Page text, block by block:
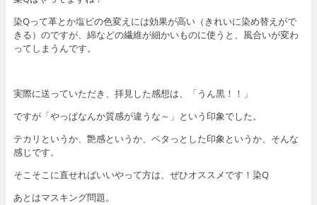
染Qって革とか塩ビの色変えには効果が高い（きれいに染め替えがで
きる）のですが、綿などの繊維が細かいものに使うと、風合いが変わ
ってしまうんです。
実際に送っていただき、拝見した感想は、「うん黒！！」
ですが「やっぱなんか質感が違うな～」という印象でした。
テカリというか、艶感というか、ベタっとした印象というか、そんな
感じです。
そこそこに直せればいいやって方は、ぜひオススメです！染Q
あとはマスキング問題。